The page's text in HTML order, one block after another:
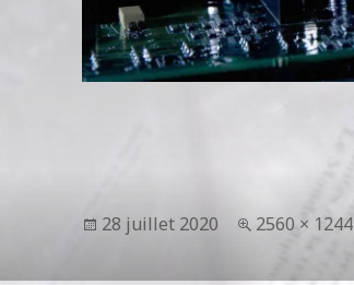
Publié
28 juillet 2020
Taille
2560 × 1244